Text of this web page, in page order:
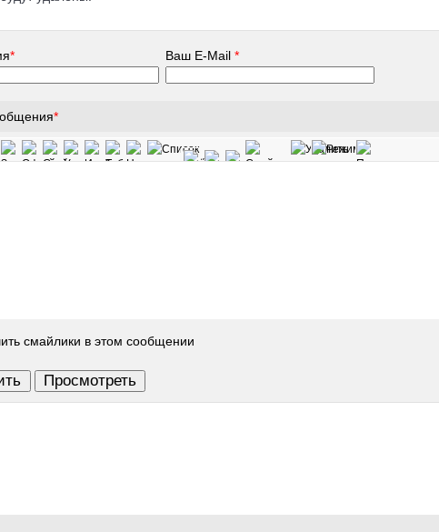
* Ваш E-Mail*
*
смайлики в этом сообщении